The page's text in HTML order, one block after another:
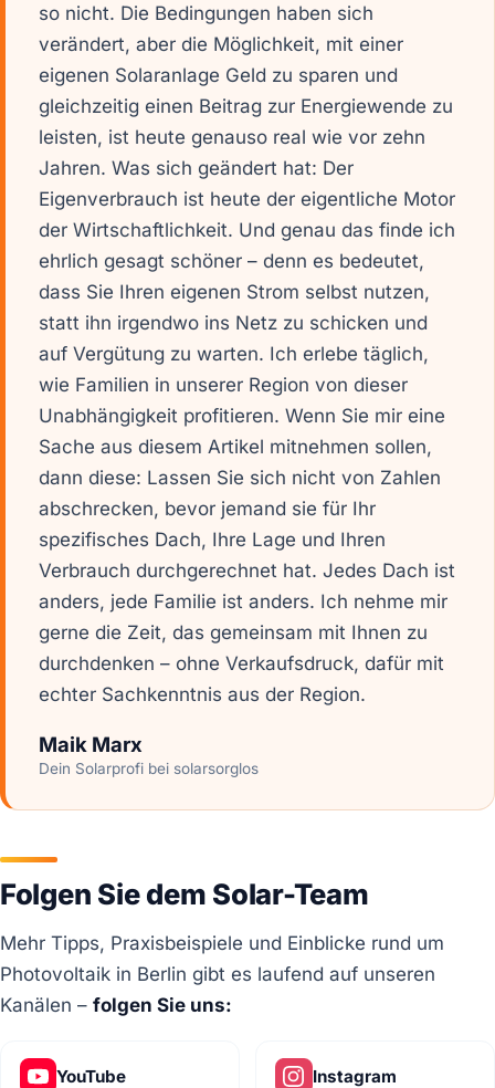
so nicht. Die Bedingungen haben sich
verändert, aber die Möglichkeit, mit einer
eigenen Solaranlage Geld zu sparen und
gleichzeitig einen Beitrag zur Energiewende zu
leisten, ist heute genauso real wie vor zehn
Jahren. Was sich geändert hat: Der
Eigenverbrauch ist heute der eigentliche Motor
der Wirtschaftlichkeit. Und genau das finde ich
ehrlich gesagt schöner – denn es bedeutet,
dass Sie Ihren eigenen Strom selbst nutzen,
statt ihn irgendwo ins Netz zu schicken und
auf Vergütung zu warten. Ich erlebe täglich,
wie Familien in unserer Region von dieser
Unabhängigkeit profitieren. Wenn Sie mir eine
Sache aus diesem Artikel mitnehmen sollen,
dann diese: Lassen Sie sich nicht von Zahlen
abschrecken, bevor jemand sie für Ihr
spezifisches Dach, Ihre Lage und Ihren
Verbrauch durchgerechnet hat. Jedes Dach ist
anders, jede Familie ist anders. Ich nehme mir
gerne die Zeit, das gemeinsam mit Ihnen zu
durchdenken – ohne Verkaufsdruck, dafür mit
echter Sachkenntnis aus der Region.
Maik Marx
Dein Solarprofi bei solarsorglos
Folgen Sie dem Solar-Team
Mehr Tipps, Praxisbeispiele und Einblicke rund um
Photovoltaik in Berlin gibt es laufend auf unseren
Kanälen – folgen Sie uns:
YouTube Instagram